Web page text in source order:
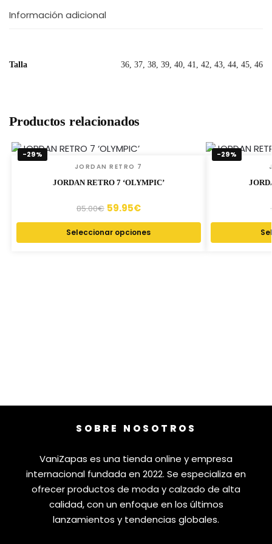
Información adicional
Talla 36, 37, 38, 39, 40, 41, 42, 43, 44, 45, 46
Productos relacionados
-29%
JORDAN RETRO 7
JORDAN RETRO 7 ‘OLYMPIC’
85.00€ 59.95€
Seleccionar opciones
-29%
SOBRE NOSOTROS
VaniZapas es una tienda online y empresa
internacional fundada en 2022. Se especializa en
ofrecer productos de moda y calzado de alta
calidad, con un enfoque en los últimos
lanzamientos y tendencias globales.